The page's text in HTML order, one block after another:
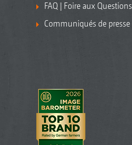
FAQ | Foire aux Questions
Communiqués de presse